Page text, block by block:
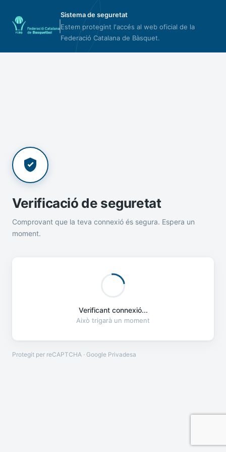
Sistema de seguretat
Estem protegint l'accés al web oficial de la
Federació Catalana de Bàsquet.
Verificació de seguretat
Comprovant que la teva connexió és segura. Espera un
moment.
Verificant connexió...
Això trigarà un moment
Protegit per reCAPTCHA · Google Privadesa